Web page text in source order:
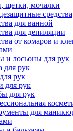
щетки, мочалки
средства
для ванной
для депиляции
от комаров и
и лосьоны для рук
для рук
рук
для рук
для рук
для